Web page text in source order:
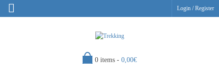
Login /Register
0 items - 0,00€